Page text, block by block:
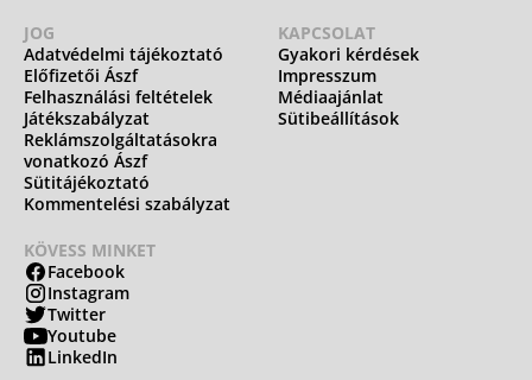
JOG
Adatvédelmi tájékoztató
Előfizetői Ászf
Felhasználási feltételek
Játékszabályzat
Reklámszolgáltatásokra
vonatkozó Ászf
Sütitájékoztató
Kommentelési szabályzat
KAPCSOLAT
Gyakori kérdések
Impresszum
Médiaajánlat
Sütibeállítások
KÖVESS MINKET
Facebook
Instagram
Twitter
Youtube
LinkedIn